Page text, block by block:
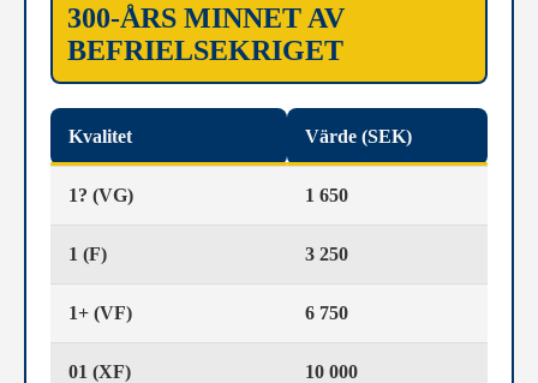
300-ÅRS MINNET AV
BEFRIELSEKRIGET
Kvalitet Värde (SEK)
1? (VG) 1 650
1 (F) 3 250
1+ (VF) 6 750
01 (XF) 10 000